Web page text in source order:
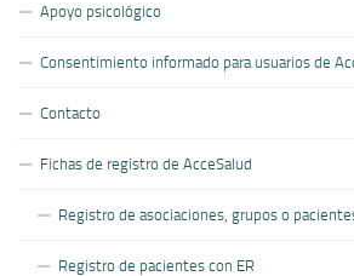
Apoyo psicológico
Consentimiento informado para usuarios de
Contacto
Fichas de registro de AcceSalud
Registro de asociaciones, grupos o
Registro de pacientes con ER